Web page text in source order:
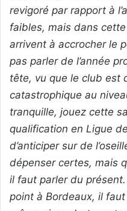
revigoré par rapport à
faibles, mais dans
arrivent à accrocher le
pas parler de l’année
tête, vu que le club est
catastrophique au
tranquille, jouez cette
qualification en Ligue
d’anticiper sur de
dépenser certes, mais
il faut parler du
point à Bordeaux, il